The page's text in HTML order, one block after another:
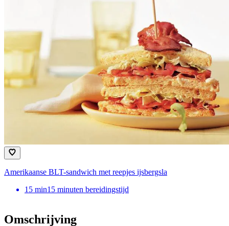
Amerikaanse BLT-sandwich met reepjes ijsbergsla
15 min15 minuten bereidingstijd
Omschrijving